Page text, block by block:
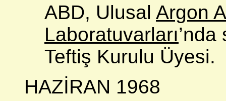
ABD, Ulusal Argon
Laboratuvarları
Teftiş Kurulu Üyesi.
HAZİRAN 1968